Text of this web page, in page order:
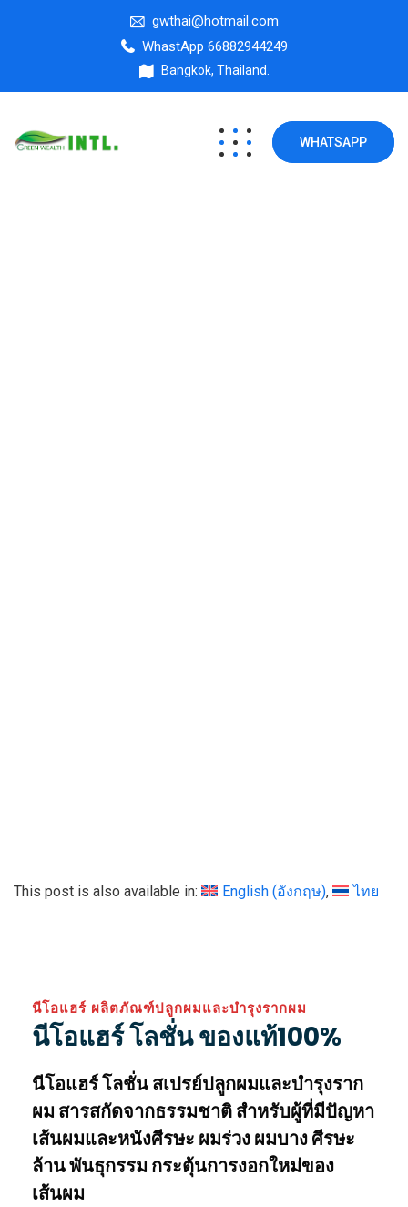
gwthai@hotmail.com
WhastApp 66882944249
Bangkok, Thailand.
WHATSAPP
This post is also available in: English(อังกฤษ) ไทย
นีโอแฮร์ ผลิตภัณฑ์ปลูกผมและบำรุงรากผม
นีโอแฮร์ โลชั่น ของแท้100%
นีโอแฮร์โลชั่น สเปรย์ปลูกผมและบำรุงราก
ผม สารสกัดจากธรรมชาติ สำหรับผู้ที่มีปัญหา
เส้นผมและหนังศีรษะ ผมร่วง ผมบาง ศีรษะ
ล้าน พันธุกรรม กระตุ้นการงอกใหม่ของ
เส้นผม